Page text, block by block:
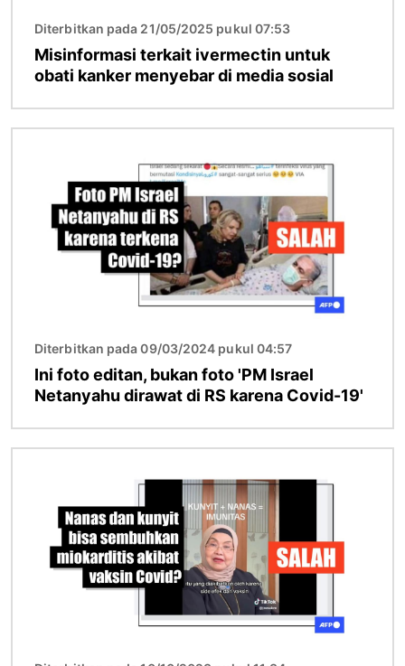
Diterbitkan pada 21/05/2025 pukul 07:53
Misinformasi terkait ivermectin untuk
obati kanker menyebar di media sosial
Diterbitkan pada 09/03/2024 pukul 04:57
Ini foto editan, bukan foto 'PM Israel
Netanyahu dirawat di RS karena Covid-19'